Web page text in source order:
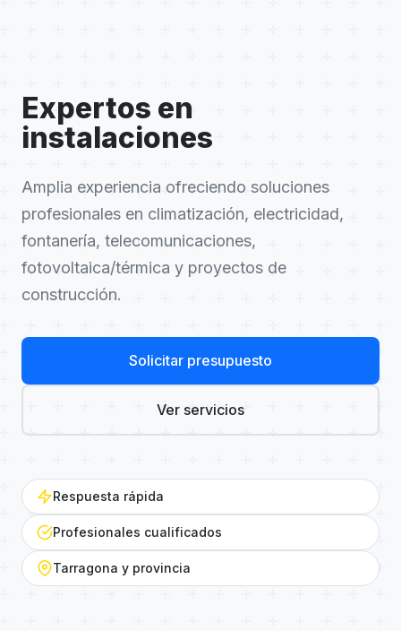
Expertos en
instalaciones
Amplia experiencia ofreciendo soluciones
profesionales en climatización, electricidad,
fontanería, telecomunicaciones,
fotovoltaica/térmica y proyectos de
construcción.
Solicitar presupuesto
Ver servicios
Respuesta rápida
Profesionales cualificados
Tarragona y provincia